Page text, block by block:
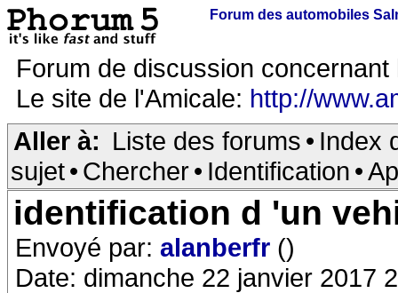
Forum des automobiles
Forum de discussion
Le site de l'Amicale: http://
Aller à: Liste des forums • Index
sujet• Chercher• Identification •
identification d 'un
Envoyé par: alanberfr ()
Date: dimanche 22 janvier 2017